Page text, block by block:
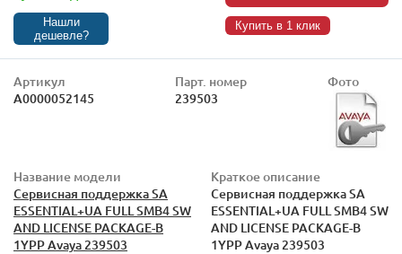
Нашли
дешевле?
Купить в 1 клик
Артикул
А0000052145
Парт. номер
239503
Фото
Название модели
Сервисная поддержка SA
ESSENTIAL+UA FULL SMB4 SW
AND LICENSE PACKAGE-B
1YPP Avaya 239503
Краткое описание
Сервисная поддержка SA
ESSENTIAL+UA FULL SMB4 SW
AND LICENSE PACKAGE-B
1YPP Avaya 239503